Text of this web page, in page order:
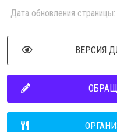
Дата обновления
ВЕРСИЯ